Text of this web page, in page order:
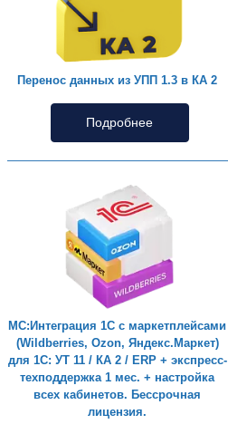
Перенос данных из УПП 1.3 в КА 2
Подробнее
МС:Интеграция 1С с маркетплейсами
(Wildberries, Ozon, Яндекс.Маркет)
для 1С: УТ 11 / КА 2 / ERP + экспресс-
техподдержка 1 мес. + настройка
всех кабинетов. Бессрочная
лицензия.